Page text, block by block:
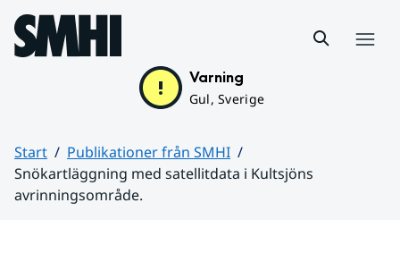
Hoppa till sidans innehåll
Varning
Gul, Sverige
Start
Publikationer från SMHI
Snökartläggning med satellitdata i Kultsjöns
avrinningsområde.